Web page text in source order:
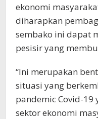
ekonomi
diharapkan
sembako ini dapat
pesisir yang
“Ini merupakan
situasi yang
pandemic Covid-19
sektor ekonomi